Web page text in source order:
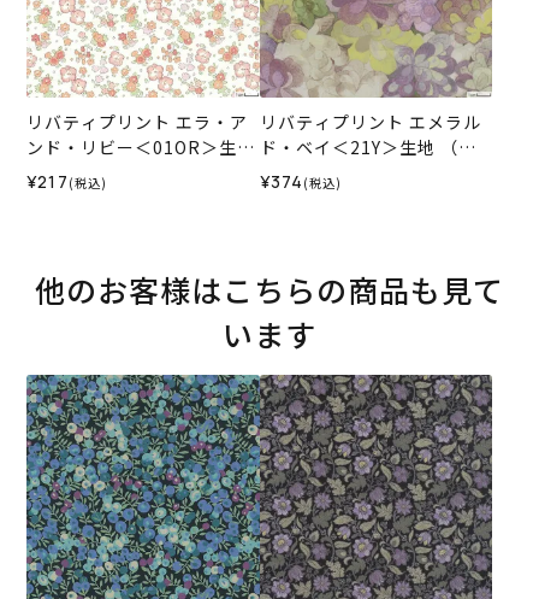
リバティプリント エラ・ア
ンド・リビー＜01OR＞生地
（ホビーラホビーレオリジ
ナル）2024SS
¥217 (税込)
リバティプリント エメラル
ド・ベイ＜21Y＞生地 （ホ
ビーラホビーレオリジナ
ル）2026SS
¥374 (税込)
他のお客様はこちらの商品も見て
います